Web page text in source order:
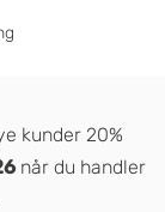
kunder 20%
når du handler